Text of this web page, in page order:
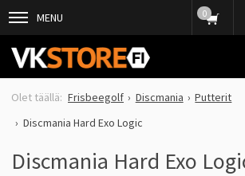
MENU 0
Frisbeegolf Discmania
Putterit
Discmania Hard Exo Logic
Discmania Hard Exo